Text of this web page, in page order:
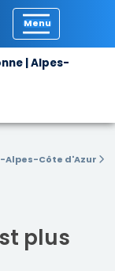
| Alpes-
Alpes-Côte d'Azur
plus